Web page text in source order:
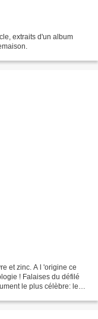
extraits d'un album
et zinc. A l 'origine ce
! Falaises du défilé
le plus célèbre: le